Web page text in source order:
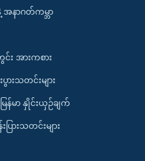
နာဂတ်ကမ္ဘာ
အားကစား
းသတင်းများ
ြန်မာ နှိုင်းယှဉ်ချက်
ပြားသတင်းများ